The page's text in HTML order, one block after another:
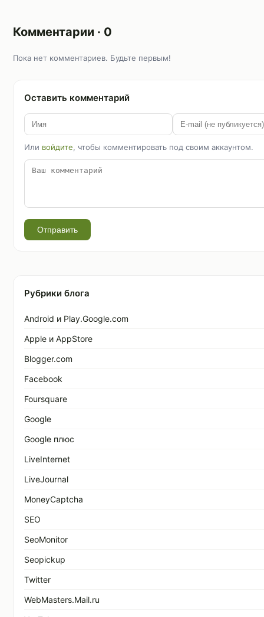
Комментарии · 0
Пока нет комментариев. Будьте первым!
Оставить комментарий
Или войдите, чтобы комментировать под своим аккаунтом.
Отправить
Рубрики блога
Android и Play.Google.com
Apple и AppStore
Blogger.com
Facebook
Foursquare
Google
Google плюс
LiveInternet
LiveJournal
MoneyCaptcha
SEO
SeoMonitor
Seopickup
Twitter
WebMasters.Mail.ru